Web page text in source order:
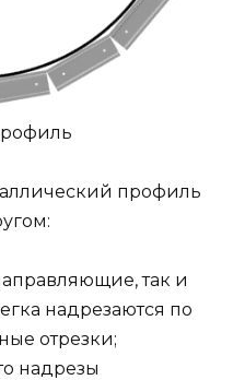
профиль
так и
надрезаются по
отрезки;
надрезы